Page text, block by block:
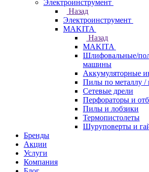
Электроинструмент
Назад
Электроинструмент
МAKITA
Назад
МAKITA
Шлифовальные/
машины
Аккумуляторные
Пилы по металлу
Сетевые дрели
Перфораторы и
Пилы и лобзики
Термопистолеты
Шуруповерты и
Бренды
Акции
Услуги
Компания